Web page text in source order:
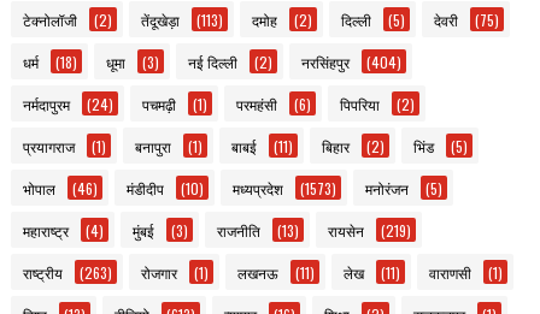
टेक्नोलॉजी (2) तेंदूखेड़ा (113) दमोह (2) दिल्ली (5) देवरी (75)
धर्म (18) धूमा (3) नई दिल्ली (2) नरसिंहपुर (404)
नर्मदापुरम (24) पचमढ़ी (1) परमहंसी (6) पिपरिया (2)
प्रयागराज (1) बनापुरा (1) बाबई (11) बिहार (2) भिंड (5)
भोपाल (46) मंडीदीप (10) मध्यप्रदेश (1573) मनोरंजन (5)
महाराष्ट्र (4) मुंबई (3) राजनीति (13) रायसेन (219)
राष्ट्रीय (263) रोजगार (1) लखनऊ (11) लेख (11) वाराणसी (1)